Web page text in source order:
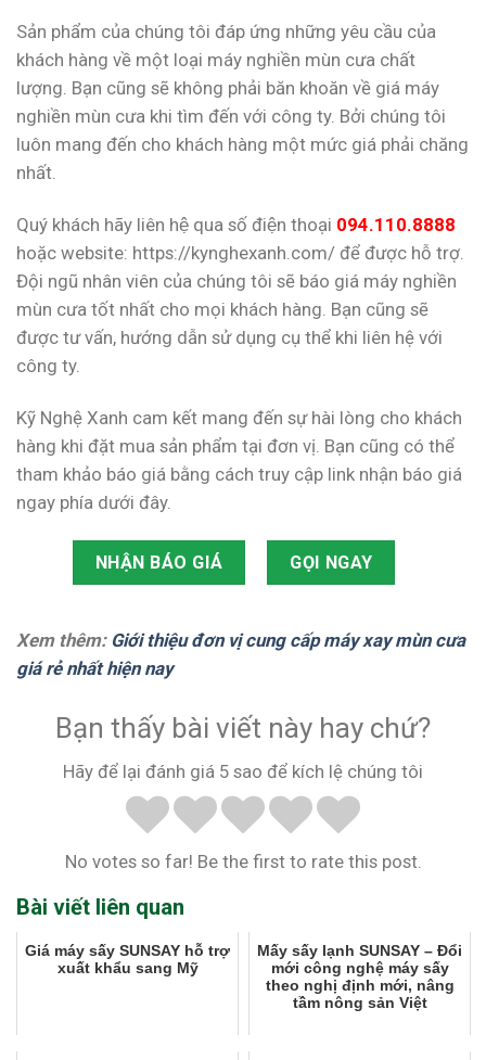
Sản phẩm của chúng tôi đáp ứng những yêu cầu của
khách hàng về một loại máy nghiền mùn cưa chất
lượng. Bạn cũng sẽ không phải băn khoăn về giá máy
nghiền mùn cưa khi tìm đến với công ty. Bởi chúng tôi
luôn mang đến cho khách hàng một mức giá phải chăng
nhất.
Quý khách hãy liên hệ qua số điện thoại 094.110.8888
hoặc website: https://kynghexanh.com/ để được hỗ trợ.
Đội ngũ nhân viên của chúng tôi sẽ báo giá máy nghiền
mùn cưa tốt nhất cho mọi khách hàng. Bạn cũng sẽ
được tư vấn, hướng dẫn sử dụng cụ thể khi liên hệ với
công ty.
Kỹ Nghệ Xanh cam kết mang đến sự hài lòng cho khách
hàng khi đặt mua sản phẩm tại đơn vị. Bạn cũng có thể
tham khảo báo giá bằng cách truy cập link nhận báo giá
ngay phía dưới đây.
NHẬN BÁO GIÁ GỌI NGAY
Xem thêm: Giới thiệu đơn vị cung cấp máy xay mùn cưa
giá rẻ nhất hiện nay
Bạn thấy bài viết này hay chứ?
Hãy để lại đánh giá 5 sao để kích lệ chúng tôi
No votes so far! Be the first to rate this post.
Bài viết liên quan
Giá máy sấy SUNSAY hỗ trợ
xuất khẩu sang Mỹ
Mấy sấy lạnh SUNSAY – Đổi
mới công nghệ máy sấy
theo nghị định mới, nâng
tầm nông sản Việt